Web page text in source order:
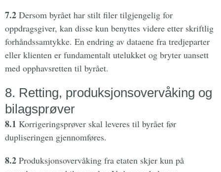
7.2 Dersom byrået har stilt filer tilgjengelig for
oppdragsgiver, kan disse kun benyttes videre etter skriftlig
forhåndssamtykke. En endring av dataene fra tredjeparter
eller klienten er fundamentalt utelukket og bryter uansett
med opphavsretten til byrået.
8. Retting, produksjonsovervåking og
bilagsprøver
8.1 Korrigeringsprøver skal leveres til byrået før
dupliseringen gjennomføres.
8.2 Produksjonsovervåking fra etaten skjer kun på